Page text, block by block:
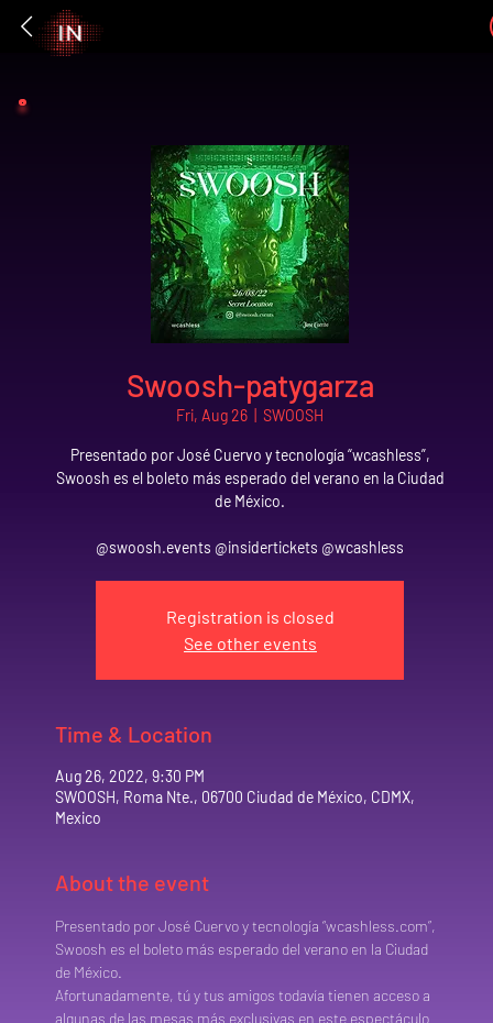
Swoosh-patygarza
Fri, Aug 26
  |
SWOOSH
Presentado por José Cuervo y tecnología “wcashless”,
Swoosh es el boleto más esperado del verano en la Ciudad
de México.
@swoosh.events @insidertickets @wcashless
Registration is closed
See other events
Time & Location
Aug 26, 2022, 9:30 PM
SWOOSH, Roma Nte., 06700 Ciudad de México, CDMX,
Mexico
About the event
Presentado por José Cuervo y tecnología “wcashless.com”,
Swoosh es el boleto más esperado del verano en la Ciudad
de México.
Afortunadamente, tú y tus amigos todavía tienen acceso a
algunas de las mesas más exclusivas en este espectáculo